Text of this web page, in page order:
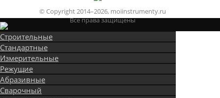
© Copyright 2014–2026, moiinstrumenty.ru
Все права защищены
Строительные
Стандартные
Измерительные
Режущие
Абразивные
Сварочный